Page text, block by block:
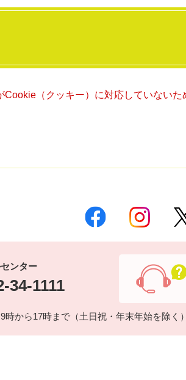
（クッキー）に対応していないた
ンター
34-1111
時から17時まで（土日祝・年末年始を除く）